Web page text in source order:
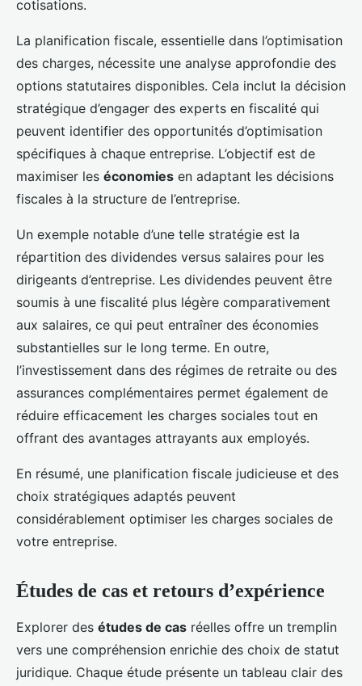
cotisations.
La planification fiscale, essentielle dans l’optimisation
des charges, nécessite une analyse approfondie des
options statutaires disponibles. Cela inclut la décision
stratégique d’engager des experts en fiscalité qui
peuvent identifier des opportunités d’optimisation
spécifiques à chaque entreprise. L’objectif est de
maximiser les économies en adaptant les décisions
fiscales à la structure de l’entreprise.
Un exemple notable d’une telle stratégie est la
répartition des dividendes versus salaires pour les
dirigeants d’entreprise. Les dividendes peuvent être
soumis à une fiscalité plus légère comparativement
aux salaires, ce qui peut entraîner des économies
substantielles sur le long terme. En outre,
l’investissement dans des régimes de retraite ou des
assurances complémentaires permet également de
réduire efficacement les charges sociales tout en
offrant des avantages attrayants aux employés.
En résumé, une planification fiscale judicieuse et des
choix stratégiques adaptés peuvent
considérablement optimiser les charges sociales de
votre entreprise.
Études de cas et retours d’expérience
Explorer des études de cas réelles offre un tremplin
vers une compréhension enrichie des choix de statut
juridique. Chaque étude présente un tableau clair des